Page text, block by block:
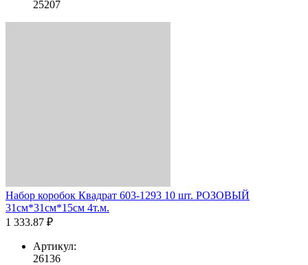
25207
Набор коробок Квадрат 603-1293 10 шт. РОЗОВЫЙ
31см*31см*15см 4т.м.
1 333.87 ₽
Артикул:
26136